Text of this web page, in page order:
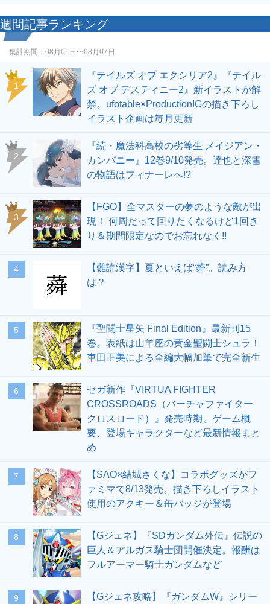
週間記事ランキング
集計期間： 08月01日〜08月07日
1
『テイルズ オブ エクシリア2』『テイル
ズ オブ デスティニー2』新イラストが解
禁。ufotable×ProductionIGの描き下ろし
イラスト企画は毎月更新
2
『続・魔法科高校の劣等生 メイジアン・
カンパニー』12巻9/10発売。達也と深雪
の物語はフィナーレへ!?
3
【FGO】全マスターの夢のような敵が出
現！ 何周だって回りたくなるけど1回き
り＆期間限定なのでお忘れなく!!
4
【難読漢字】夏といえば“蕣”。読み方
は？
5
『聖闘士星矢 Final Edition』最新刊15
巻。表紙は山羊座の黄金聖闘士シュラ！
車田正美による全編大幅加筆で完全新生
6
セガ新作『VIRTUA FIGHTER
CROSSROADS（バーチャファイター
クロスロード）』発売時期、ゲーム概
要、登場キャラクターなど最新情報まと
め
7
【SAO×結城さくな】コラボグッズがフ
ァミマで8/13発売。描き下ろしイラスト
使用のアクキー＆缶バッジが登場
8
【Gジェネ】『SDガンダム外伝』伝説の
巨人＆アルガス騎士団開催決定。報酬は
フルアーマー騎士ガンダムなど
9
【Gジェネ攻略】『ガンダムW』シリー